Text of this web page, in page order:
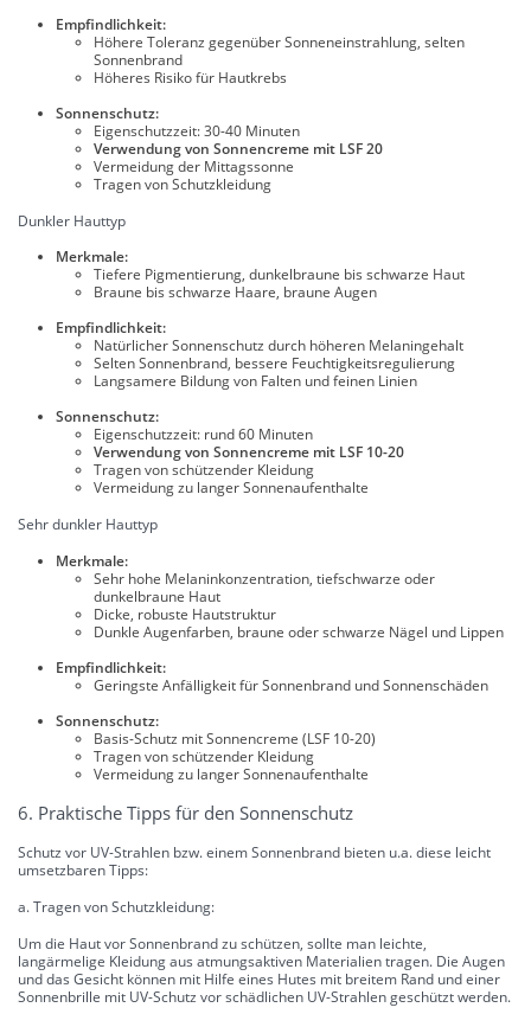
Empfindlichkeit:
Höhere Toleranz gegenüber Sonneneinstrahlung, selten
Sonnenbrand
Höheres Risiko für Hautkrebs
Sonnenschutz:
Eigenschutzzeit: 30-40 Minuten
Verwendung von Sonnencreme mit LSF 20
Vermeidung der Mittagssonne
Tragen von Schutzkleidung
Dunkler Hauttyp
Merkmale:
Tiefere Pigmentierung, dunkelbraune bis schwarze Haut
Braune bis schwarze Haare, braune Augen
Empfindlichkeit:
Natürlicher Sonnenschutz durch höheren Melaningehalt
Selten Sonnenbrand, bessere Feuchtigkeitsregulierung
Langsamere Bildung von Falten und feinen Linien
Sonnenschutz:
Eigenschutzzeit: rund 60 Minuten
Verwendung von Sonnencreme mit LSF 10-20
Tragen von schützender Kleidung
Vermeidung zu langer Sonnenaufenthalte
Sehr dunkler Hauttyp
Merkmale:
Sehr hohe Melaninkonzentration, tiefschwarze oder
dunkelbraune Haut
Dicke, robuste Hautstruktur
Dunkle Augenfarben, braune oder schwarze Nägel und Lippen
Empfindlichkeit:
Geringste Anfälligkeit für Sonnenbrand und Sonnenschäden
Sonnenschutz:
Basis-Schutz mit Sonnencreme (LSF 10-20)
Tragen von schützender Kleidung
Vermeidung zu langer Sonnenaufenthalte
6. Praktische Tipps für den Sonnenschutz
Schutz vor UV-Strahlen bzw. einem Sonnenbrand bieten u.a. diese leicht
umsetzbaren Tipps:
a. Tragen von Schutzkleidung:
Um die Haut vor Sonnenbrand zu schützen, sollte man leichte,
langärmelige Kleidung aus atmungsaktiven Materialien tragen. Die Augen
und das Gesicht können mit Hilfe eines Hutes mit breitem Rand und einer
Sonnenbrille mit UV-Schutz vor schädlichen UV-Strahlen geschützt werden.